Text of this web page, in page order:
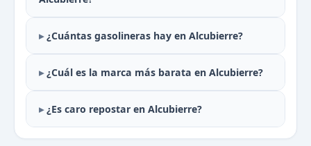
¿Cuántas gasolineras hay en Alcubierre?
¿Cuál es la marca más barata en Alcubierre?
¿Es caro repostar en Alcubierre?